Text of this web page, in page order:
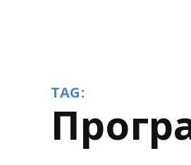
TAG: